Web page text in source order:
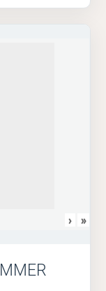
› »